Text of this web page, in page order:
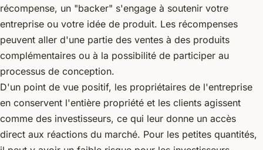
récompense, un "backer" s'engage à soutenir votre
entreprise ou votre idée de produit. Les récompenses
peuvent aller d'une partie des ventes à des produits
complémentaires ou à la possibilité de participer au
processus de conception.
D'un point de vue positif, les propriétaires de l'entreprise
en conservent l'entière propriété et les clients agissent
comme des investisseurs, ce qui leur donne un accès
direct aux réactions du marché. Pour les petites quantités,